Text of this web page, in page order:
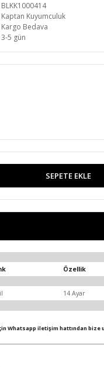
BLKK1000414
Kaptan Kuyumculuk
Kargo Bedava
3-5 gün
SEPETE EKLE
Özellik
14 Ayar
Whatsapp iletişim hattından bize